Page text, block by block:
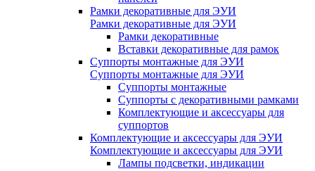
Рамки декоративные для ЭУИ
Рамки декоративные для ЭУИ
Рамки декоративные
Вставки декоративные для рамок
Суппорты монтажные для ЭУИ
Суппорты монтажные для ЭУИ
Суппорты монтажные
Суппорты с декоративными рамками
Комплектующие и аксессуары для
суппортов
Комплектующие и аксессуары для ЭУИ
Комплектующие и аксессуары для ЭУИ
Лампы подсветки, индикации